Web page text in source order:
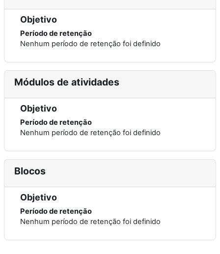
Objetivo
Período de retenção
Nenhum período de retenção foi definido
Módulos de atividades
Objetivo
Período de retenção
Nenhum período de retenção foi definido
Blocos
Objetivo
Período de retenção
Nenhum período de retenção foi definido